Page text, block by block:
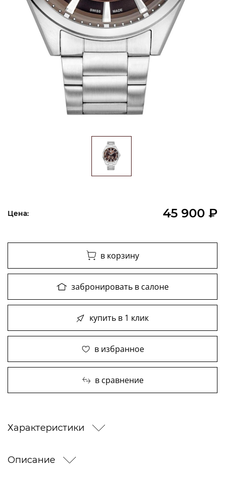
Цена: 45 900 ₽
в корзину
забронировать в салоне
купить в 1 клик
в избранное
в сравнение
Характеристики
Описание